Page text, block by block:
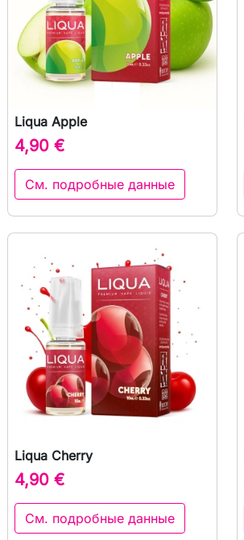
 Быстрый просмотр
Liqua Apple
4,90 €
См. подробные данные
 Быстрый просмотр
Liqua Cherry
4,90 €
См. подробные данные